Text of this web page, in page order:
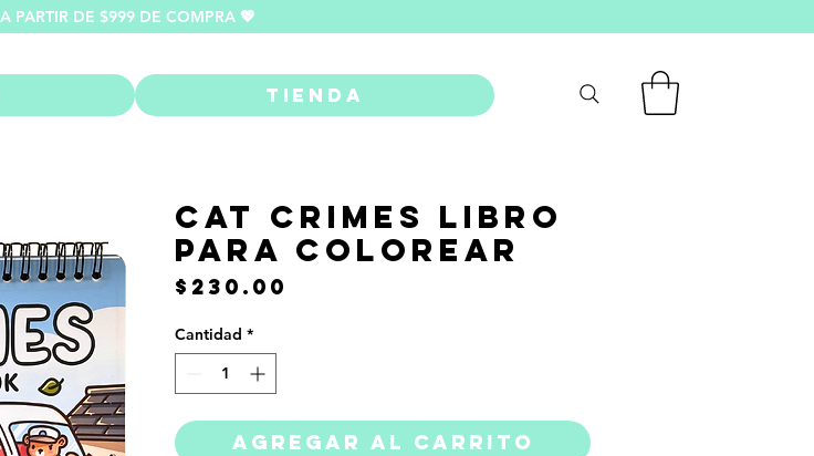
PARTIR DE $999 DE COMPRA 💖
Tienda
Cat Crimes Libro
para Colorear
$230.00
Cantidad *
Agregar al carrito